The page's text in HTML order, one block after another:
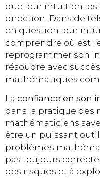
que leur intuition les
direction. Dans de
en question leur
comprendre où est
reprogrammer son
résoudre avec
mathématiques
La confiance en son
dans la pratique des
mathématiciens
être un puissant
problèmes
pas toujours
des risques et à